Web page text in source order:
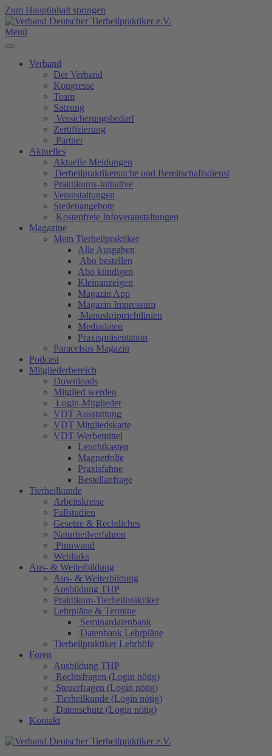
Zum Hauptinhalt springen
Menü
Verband
Der Verband
Kongresse
Team
Satzung
Versicherungsbedarf
Zertifizierung
Partner
Aktuelles
Aktuelle Meldungen
Tierheilpraktikersuche und Bereitschaftsdienst
Praktikums-Initiative
Veranstaltungen
Stellenangebote
Kostenfreie Infoveranstaltungen
Magazine
Mein Tierheilpraktiker
Alle Ausgaben
Abo bestellen
Abo kündigen
Kleinanzeigen
Magazin App
Magazin Impressum
Manuskriptrichtlinien
Mediadaten
Praxispräsentation
Paracelsus Magazin
Podcast
Mitgliederbereich
Downloads
Mitglied werden
Login-Mitglieder
VDT Ausstattung
VDT Mitgliedskarte
VDT-Werbemittel
Leuchtkasten
Magnetfolie
Praxisfahne
Bestellanfrage
Tierheilkunde
Arbeitskreise
Fallstudien
Gesetze & Rechtliches
Naturheilverfahren
Pinnwand
Weblinks
Aus- & Weiterbildung
Aus- & Weiterbildung
Ausbildung THP
Praktikum-Tierheilpraktiker
Lehrpläne & Termine
Seminardatenbank
Datenbank Lehrpläne
Tierheilpraktiker Lehrhöfe
Foren
Ausbildung THP
Rechtsfragen (Login nötig)
Steuerfragen (Login nötig)
Tierheilkunde (Login nötig)
Datenschutz (Login nötig)
Kontakt